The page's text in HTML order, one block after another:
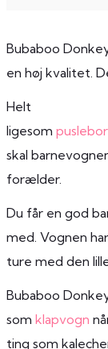
Bubaboo
en høj kvalitet.
Helt
ligesom
skal
forælder.
Du får en god
med. Vognen
ture med den
Bubaboo
som klapvogn
ting som